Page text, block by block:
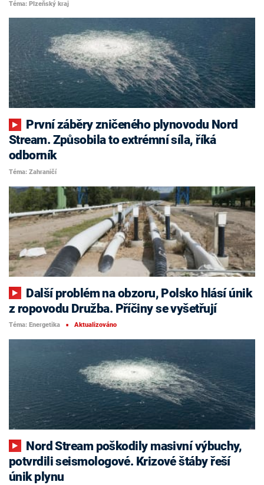
Téma: Plzeňský kraj
Stream. Způsobila to extrémní síla, říká
odborník
Téma: Zahraničí
z ropovodu Družba. Příčiny se vyšetřují
Téma: Energetika ■ Aktualizováno
potvrdili seismologové. Krizové štáby řeší
únik plynu